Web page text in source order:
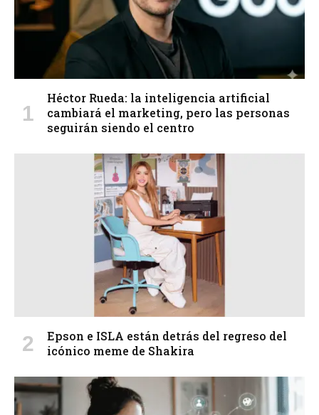
Héctor Rueda: la inteligencia artificial
cambiará el marketing, pero las personas
seguirán siendo el centro
Epson e ISLA están detrás del regreso del
icónico meme de Shakira